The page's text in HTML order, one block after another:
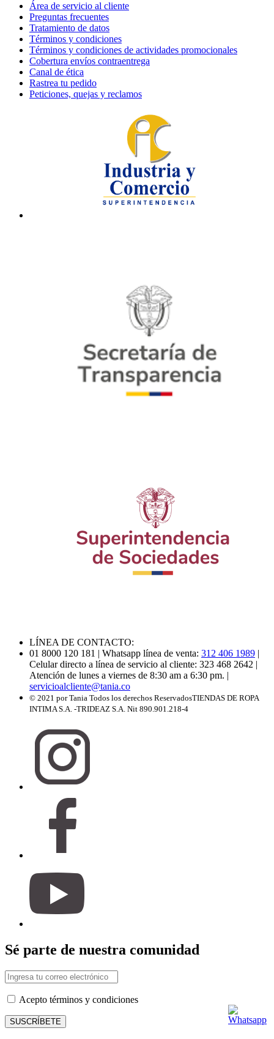
Área de servicio al cliente
Preguntas frecuentes
Tratamiento de datos
Términos y condiciones
Términos y condiciones de actividades promocionales
Cobertura envíos contraentrega
Canal de ética
Rastrea tu pedido
Peticiones, quejas y reclamos
LÍNEA DE CONTACTO:
01 8000 120 181 | Whatsapp línea de venta: 312 406 1989 |
Celular directo a línea de servicio al cliente: 323 468 2642 |
Atención de lunes a viernes de 8:30 am a 6:30 pm. |
servicioalcliente@tania.co
© 2021 por Tania Todos los derechos ReservadosTIENDAS DE ROPA
INTIMA S.A. -TRIDEAZ S.A. Nit 890.901.218-4
Sé parte de nuestra comunidad
Acepto términos y condiciones